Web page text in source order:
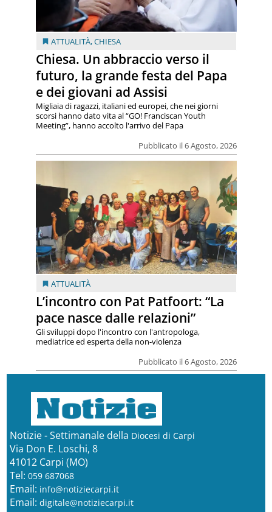
ATTUALITÀ,CHIESA
Chiesa. Un abbraccio verso il
futuro, la grande festa del Papa
e dei giovani ad Assisi
Pubblicato il 6 Agosto, 2026
Migliaia di ragazzi, italiani ed europei, che nei giorni
scorsi hanno dato vita al “GO! Franciscan Youth
Meeting”, hanno accolto l'arrivo del Papa
ATTUALITÀ
L’incontro con Pat Patfoort: “La
pace nasce dalle relazioni”
Pubblicato il 6 Agosto, 2026
Gli sviluppi dopo l'incontro con l'antropologa,
mediatrice ed esperta della non-violenza
Notizie - Settimanale della Diocesi di Carpi
Via Don E. Loschi, 8
41012 Carpi (MO)
Tel: 059 687068
Email: info@notiziecarpi.it
Email: digitale@notiziecarpi.it